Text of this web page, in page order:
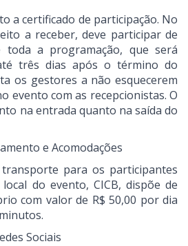
a certificado de participação. No
a receber, deve participar de
toda a programação, que será
três dias após o término do
os gestores a não esquecerem
evento com as recepcionistas. O
na entrada quanto na saída do
e Acomodações
para os participantes
do evento, CICB, dispõe de
com valor de R$ 50,00 por dia
Sociais